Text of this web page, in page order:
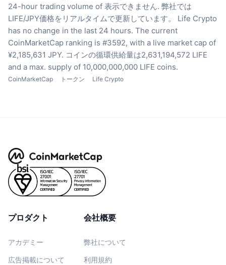
24-hour trading volume of 表示できません. 弊社では
LIFE/JPY価格をリアルタイムで更新しています。
Life Crypto
has no change in the last 24 hours. The current
CoinMarketCap ranking is #3592, with a live market cap of
¥2,185,631 JPY. コインの循環供給量は2,631,194,572 LIFE
and a max. supply of 10,000,000,000 LIFE coins.
CoinMarketCap トークン Life Crypto
プロダクト
アカデミー
広告掲載について
会社概要
弊社について
利用規約